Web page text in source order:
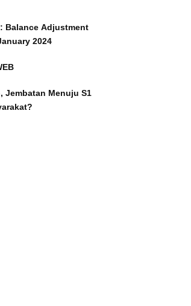
Balance Adjustment
2024
Jembatan Menuju S1